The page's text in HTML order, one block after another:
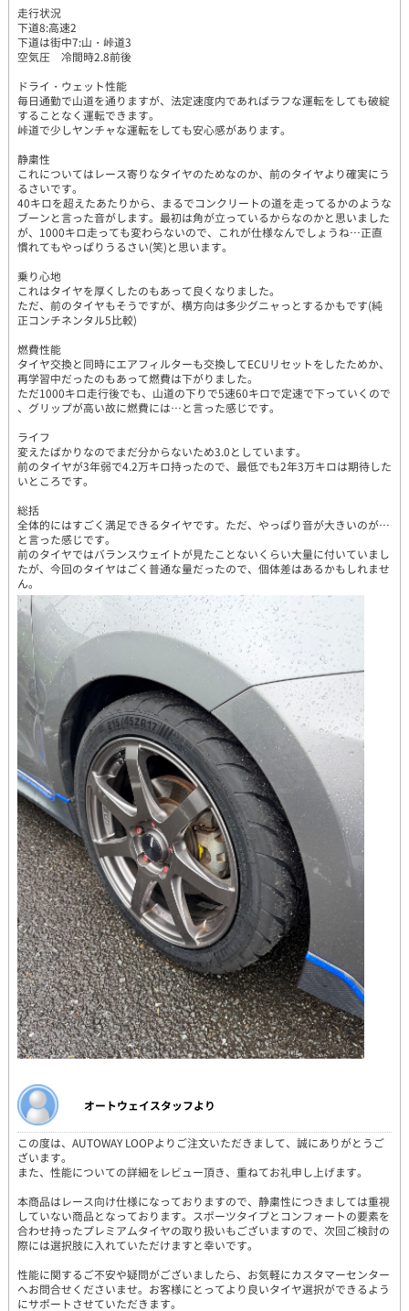
走行状況
下道8:高速2
下道は街中7:山・峠道3
空気圧 冷間時2.8前後
ドライ・ウェット性能
毎日通勤で山道を通りますが、法定速度内であればラフな運転をしても破綻
することなく運転できます。
峠道で少しヤンチャな運転をしても安心感があります。
静粛性
これについてはレース寄りなタイヤのためなのか、前のタイヤより確実にう
るさいです。
40キロを超えたあたりから、まるでコンクリートの道を走ってるかのような
ブーンと言った音がします。最初は角が立っているからなのかと思いました
が、1000キロ走っても変わらないので、これが仕様なんでしょうね…正直
慣れてもやっぱりうるさい(笑)と思います。
乗り心地
これはタイヤを厚くしたのもあって良くなりました。
ただ、前のタイヤもそうですが、横方向は多少グニャっとするかもです(純
正コンチネンタル5比較)
燃費性能
タイヤ交換と同時にエアフィルターも交換してECUリセットをしたためか、
再学習中だったのもあって燃費は下がりました。
ただ1000キロ走行後でも、山道の下りで5速60キロで定速で下っていくので
、グリップが高い故に燃費には…と言った感じです。
ライフ
変えたばかりなのでまだ分からないため3.0としています。
前のタイヤが3年弱で4.2万キロ持ったので、最低でも2年3万キロは期待した
いところです。
総括
全体的にはすごく満足できるタイヤです。ただ、やっぱり音が大きいのが…
と言った感じです。
前のタイヤではバランスウェイトが見たことないくらい大量に付いていまし
たが、今回のタイヤはごく普通な量だったので、個体差はあるかもしれませ
ん。
オートウェイスタッフより
この度は、AUTOWAY LOOPよりご注文いただきまして、誠にありがとうご
ざいます。
また、性能についての詳細をレビュー頂き、重ねてお礼申し上げます。
本商品はレース向け仕様になっておりますので、静粛性につきましては重視
していない商品となっております。スポーツタイプとコンフォートの要素を
合わせ持ったプレミアムタイヤの取り扱いもございますので、次回ご検討の
際には選択肢に入れていただけますと幸いです。
性能に関するご不安や疑問がございましたら、お気軽にカスタマーセンター
へお問合せくださいませ。お客様にとってより良いタイヤ選択ができるよう
にサポートさせていただきます。